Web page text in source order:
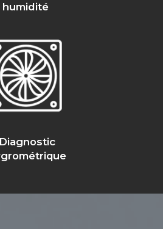
humidité
Diagnostic